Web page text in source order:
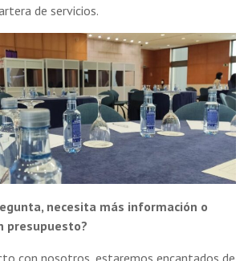
de servicios.
necesita más información o
presupuesto?
con nosotros, estaremos encantados de